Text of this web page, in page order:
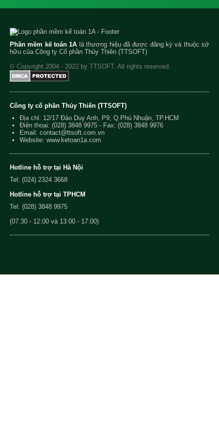
Phần mềm kế toán 1A là thương hiệu đã được đăng ký và thuộc sở
hữu của Công ty Cổ phần Thủy Thiên (TTSOFT)
© Copyright 2004 - 2022 by TTSOFT. All rights reserved.
Công ty cổ phần Thủy Thiên (TTSOFT)
Địa chỉ: 12/17 Đào Duy Anh, P9, Q.Phú Nhuận, TP.HCM
Điện thoại: (028) 3848 9975 - Fax: (028) 3848 9976
Email: contact@ttsoft.com.vn
Website: www.ketoan1a.com
Hotline hỗ trợ tại Hà Nội
Tel: (024) 2324 3668
Hotline hỗ trợ tại TPHCM
Tel: (028) 3848 9975
(07:30 - 12:00 và 13:00 - 17:00)